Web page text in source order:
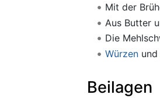
Mit der
Aus Butter
Die
Würzenund
Beilagen